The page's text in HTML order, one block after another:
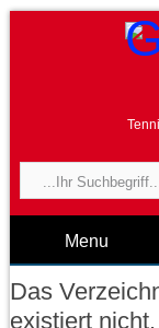
Menu
Das
existiert